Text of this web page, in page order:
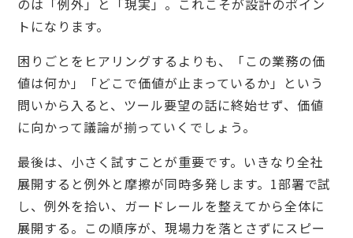
トになります。
困りごとをヒアリングするよりも、「この業務の価
値は何か」「どこで価値が止まっているか」という
問いから入ると、ツール要望の話に終始せず、価値
に向かって議論が揃っていくでしょう。
最後は、小さく試すことが重要です。いきなり全社
展開すると例外と摩擦が同時多発します。1部署で試
し、例外を拾い、ガードレールを整えてから全体に
展開する。この順序が、現場力を落とさずにスピー